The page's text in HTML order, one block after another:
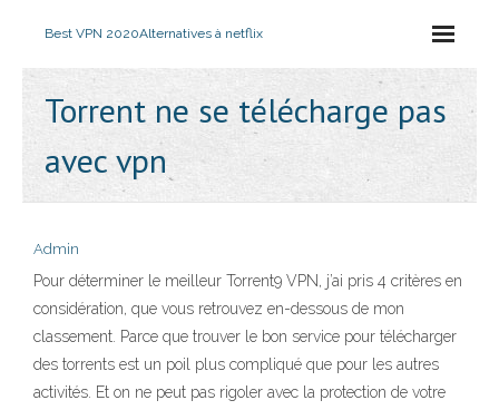
Best VPN 2020Alternatives à netflix
Torrent ne se télécharge pas
avec vpn
Admin
Pour déterminer le meilleur Torrent9 VPN, j’ai pris 4 critères en
considération, que vous retrouvez en-dessous de mon
classement. Parce que trouver le bon service pour télécharger
des torrents est un poil plus compliqué que pour les autres
activités. Et on ne peut pas rigoler avec la protection de votre